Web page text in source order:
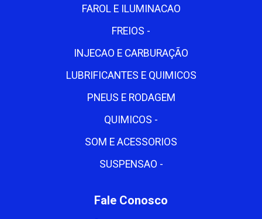
FAROL E ILUMINACAO
FREIOS -
INJECAO E CARBURAÇÃO
LUBRIFICANTES E QUIMICOS
PNEUS E RODAGEM
QUIMICOS -
SOM E ACESSORIOS
SUSPENSAO -
Fale Conosco